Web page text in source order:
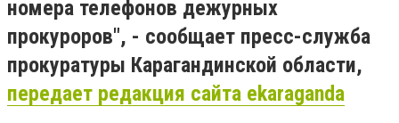
номера телефонов дежурных
прокуроров", - сообщает пресс-служба
прокуратуры Карагандинской области,
передает редакция сайта ekaraganda